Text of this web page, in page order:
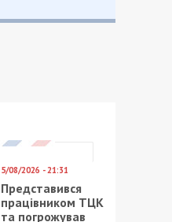
5/08/2026 - 21:31
Представився
працівником ТЦК
та погрожував